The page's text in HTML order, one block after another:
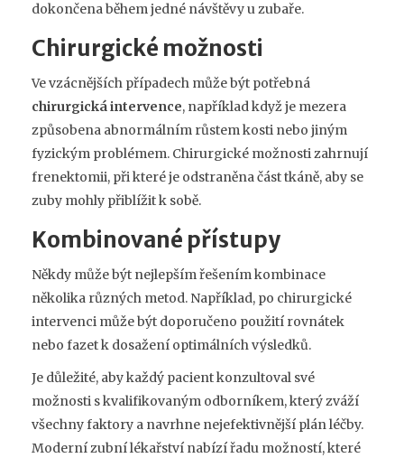
dokončena během jedné návštěvy u zubaře.
Chirurgické možnosti
Ve vzácnějších případech může být potřebná
chirurgická intervence, například když je mezera
způsobena abnormálním růstem kosti nebo jiným
fyzickým problémem. Chirurgické možnosti zahrnují
frenektomii, při které je odstraněna část tkáně, aby se
zuby mohly přiblížit k sobě.
Kombinované přístupy
Někdy může být nejlepším řešením kombinace
několika různých metod. Například, po chirurgické
intervenci může být doporučeno použití rovnátek
nebo fazet k dosažení optimálních výsledků.
Je důležité, aby každý pacient konzultoval své
možnosti s kvalifikovaným odborníkem, který zváží
všechny faktory a navrhne nejefektivnější plán léčby.
Moderní zubní lékařství nabízí řadu možností, které